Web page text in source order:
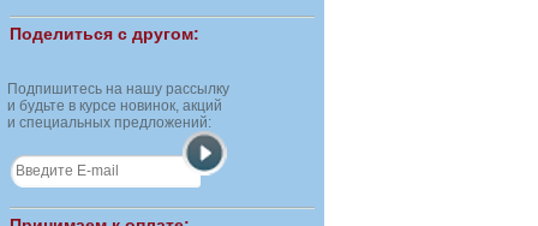
Поделиться с другом:
Подпишитесь на нашу рассылку
и будьте в курсе новинок, акций
и специальных предложений: